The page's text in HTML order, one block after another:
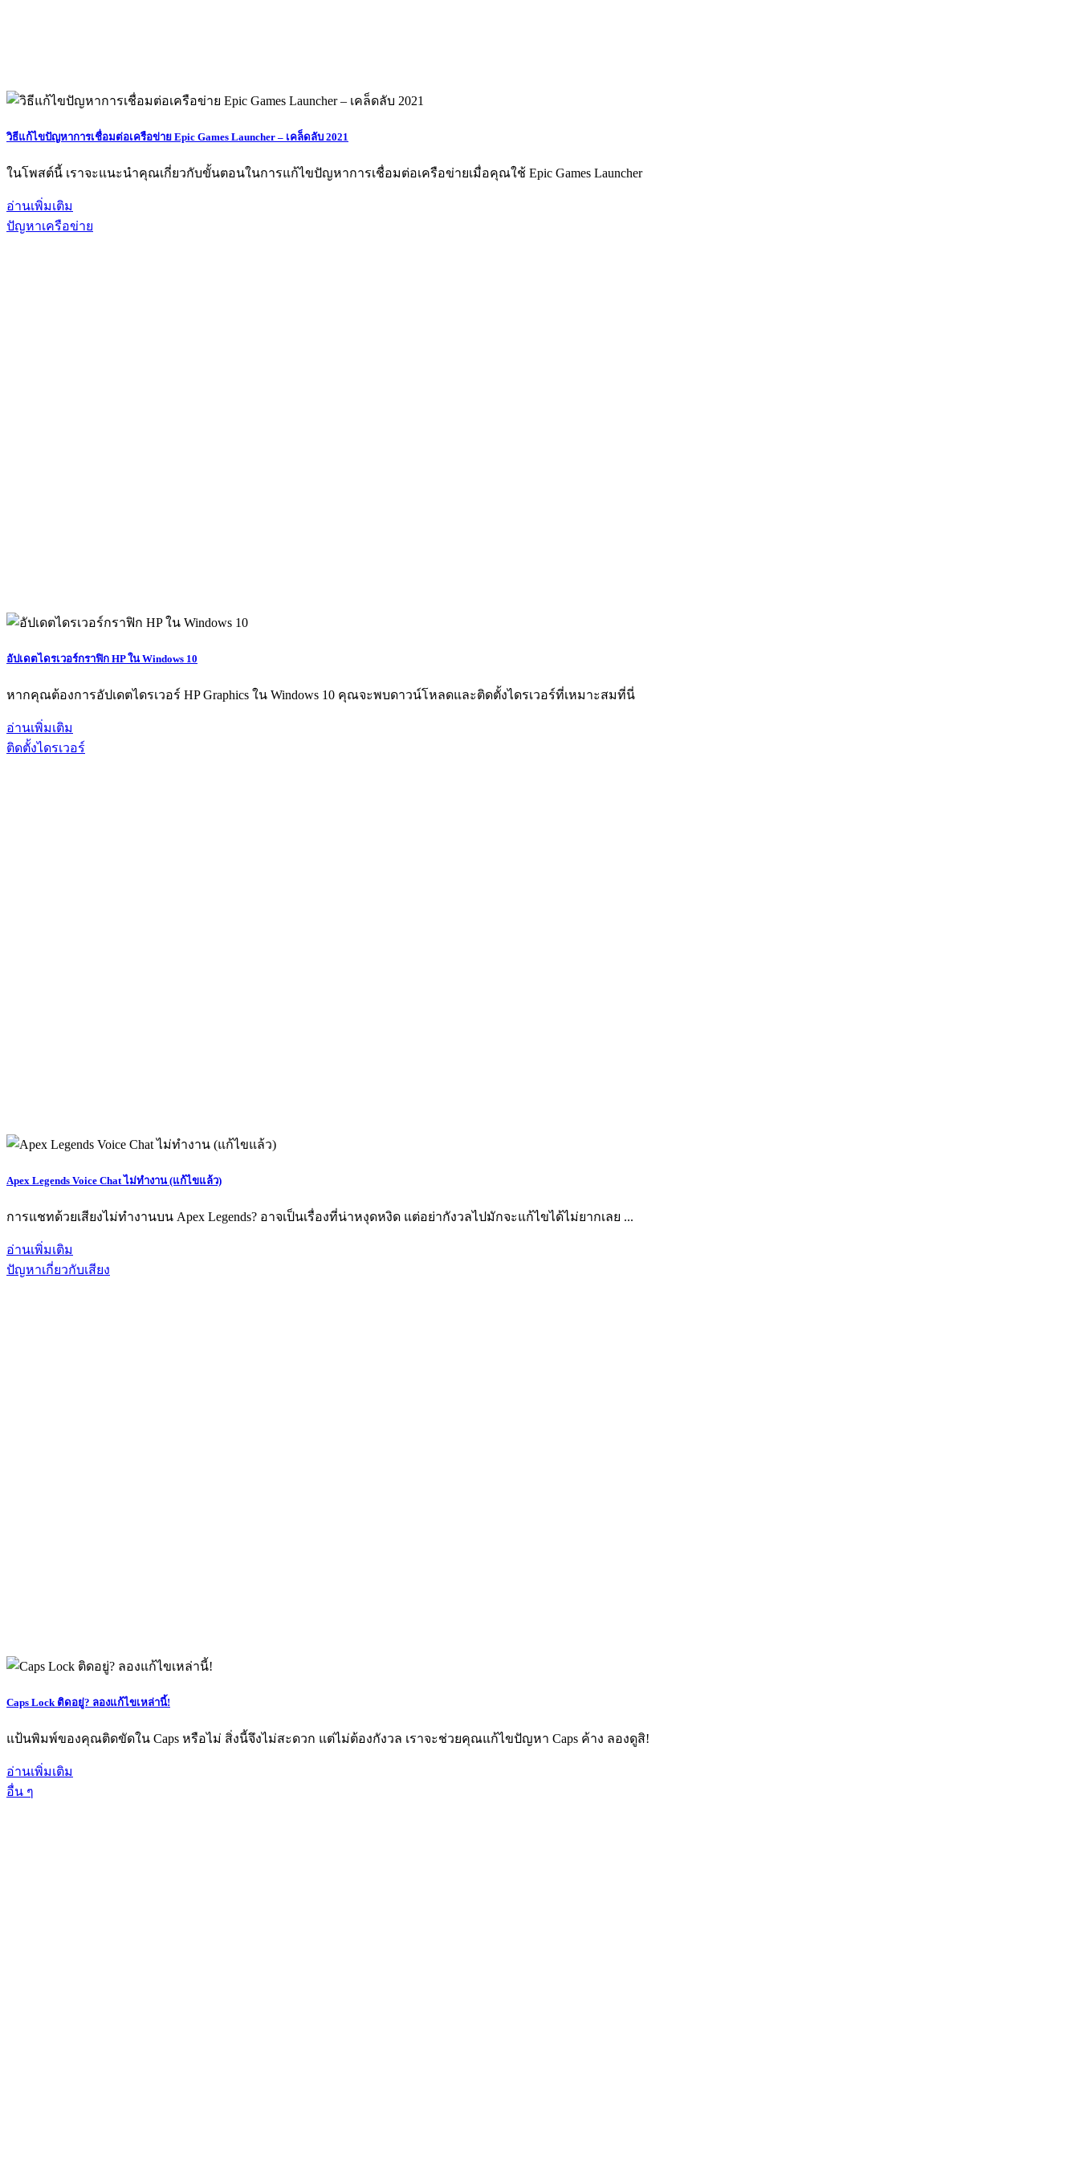
วิธีแก้ไขปัญหาการเชื่อมต่อเครือข่าย Epic Games Launcher – เคล็ดลับ 2021
ในโพสต์นี้ เราจะแนะนำคุณเกี่ยวกับขั้นตอนในการแก้ไขปัญหาการเชื่อมต่อเครือข่ายเมื่อคุณใช้ Epic Games Launcher
อ่านเพิ่มเติม
ปัญหาเครือข่าย
อัปเดตไดรเวอร์กราฟิก HP ใน Windows 10
หากคุณต้องการอัปเดตไดรเวอร์ HP Graphics ใน Windows 10 คุณจะพบดาวน์โหลดและติดตั้งไดรเวอร์ที่เหมาะสมที่นี่
อ่านเพิ่มเติม
ติดตั้งไดรเวอร์
Apex Legends Voice Chat ไม่ทำงาน (แก้ไขแล้ว)
การแชทด้วยเสียงไม่ทำงานบน Apex Legends? อาจเป็นเรื่องที่น่าหงุดหงิด แต่อย่ากังวลไปมักจะแก้ไขได้ไม่ยากเลย ...
อ่านเพิ่มเติม
ปัญหาเกี่ยวกับเสียง
Caps Lock ติดอยู่? ลองแก้ไขเหล่านี้!
แป้นพิมพ์ของคุณติดขัดใน Caps หรือไม่ สิ่งนี้จึงไม่สะดวก แต่ไม่ต้องกังวล เราจะช่วยคุณแก้ไขปัญหา Caps ค้าง ลองดูสิ!
อ่านเพิ่มเติม
อื่น ๆ